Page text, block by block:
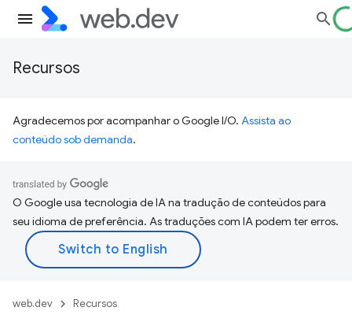
Recursos
Agradecemos por acompanhar o Google I/O. Assista ao
conteúdo sob demanda.
O Google usa tecnologia de IA na tradução de conteúdos para
seu idioma de preferência. As traduções com IA podem ter erros.
web.dev Recursos